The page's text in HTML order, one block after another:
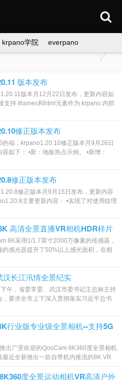
krpano学院 everpano
版本发布
版本月12月22日发布，更新内容如
支持 iframes和html元素作为 krpano 内部
修正版本发布
的福，krpano1.20.10修正版本月9月26日
如下： •新：地板热点示例。 •新增：
修正版本发布
修正版本月9月15日发布，更新内容
主要更新内容： •实现了对使用纹理
高清全景直播VR相机HDR样片
8K采用1/1.7英寸2000万像素的传感器，
的感光器提升了50%以上感光面积，在相
汉长江汛情全景纪实
午，省委常委、武汉市委书记王忠林主持
，要求全市上下深入贯彻落实习近平总书
行业版专业级全景相机--支持5G
出广受欢迎的QooCam 8K360度全景相机
最近全新推出一款自带机内推流的8K VR
度全景运动相机VR高清户外